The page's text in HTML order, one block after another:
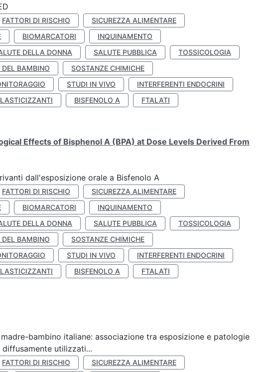
FATTORI DI RISCHIO
SICUREZZA ALIMENTARE
BIOMARCATORI
INQUINAMENTO
DELLA DONNA SALUTE PUBBLICA
TOSSICOLOGIA
DEL BAMBINO
SOSTANZE CHIMICHE
STUDI IN VIVO
INTERFERENTI ENDOCRINI
BISFENOLO A
FTALATI
Effects of Bisphenol A (BPA) at Dose Levels Derived From
dall'esposizione orale a Bisfenolo A
FATTORI DI RISCHIO
SICUREZZA ALIMENTARE
BIOMARCATORI
INQUINAMENTO
DELLA DONNA SALUTE PUBBLICA
TOSSICOLOGIA
DEL BAMBINO
SOSTANZE CHIMICHE
STUDI IN VIVO
INTERFERENTI ENDOCRINI
BISFENOLO A
FTALATI
bambino italiane: associazione tra esposizione e patologie
utilizzati...
FATTORI DI RISCHIO
SICUREZZA ALIMENTARE